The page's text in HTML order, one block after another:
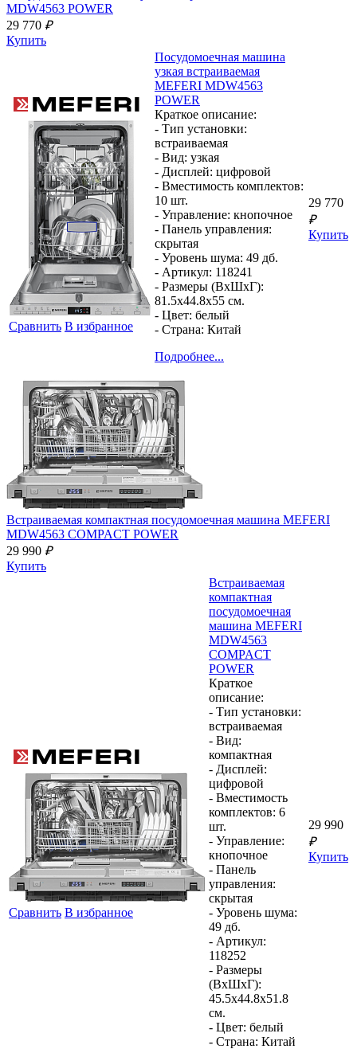
MDW4563 POWER
29 770 ₽
Купить
Сравнить В избранное
Посудомоечная машина
узкая встраиваемая
MEFERI MDW4563
POWER
Краткое описание:
- Тип установки:
встраиваемая
- Вид: узкая
- Дисплей: цифровой
- Вместимость комплектов:
10 шт.
- Управление: кнопочное
- Панель управления:
скрытая
- Уровень шума: 49 дб.
- Артикул: 118241
- Размеры (ВхШхГ):
81.5x44.8x55 см.
- Цвет: белый
- Страна: Китай
Подробнее...
29 770
₽
Купить
Встраиваемая компактная посудомоечная машина MEFERI
MDW4563 COMPACT POWER
29 990 ₽
Купить
Сравнить В избранное
Встраиваемая
компактная
посудомоечная
машина MEFERI
MDW4563
COMPACT
POWER
Краткое
описание:
- Тип установки:
встраиваемая
- Вид:
компактная
- Дисплей:
цифровой
- Вместимость
комплектов: 6
шт.
- Управление:
кнопочное
- Панель
управления:
скрытая
- Уровень шума:
49 дб.
- Артикул:
118252
- Размеры
(ВхШхГ):
45.5x44.8x51.8
см.
- Цвет: белый
- Страна: Китай
29 990
₽
Купить